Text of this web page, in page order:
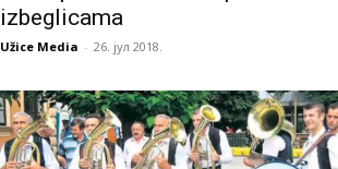
izbeglicama
Užice Media - 26. јул 2018.